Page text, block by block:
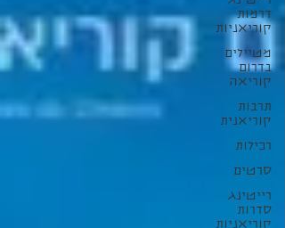
דרמות
קוריאניות
מטיילים
בדרום
קוריאה
תרבות
קוריאנית
רכילות
סרטים
רייטינג
סדרות